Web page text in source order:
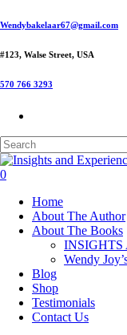
Skip
main
Wendybakelaar67@gmail.com
#123, Walse Street, USA
570 766 3293
Close
Search
0
Home
About The Author
About The Books
INSIGHTS
Wendy
Blog
Shop
Testimonials
Contact Us